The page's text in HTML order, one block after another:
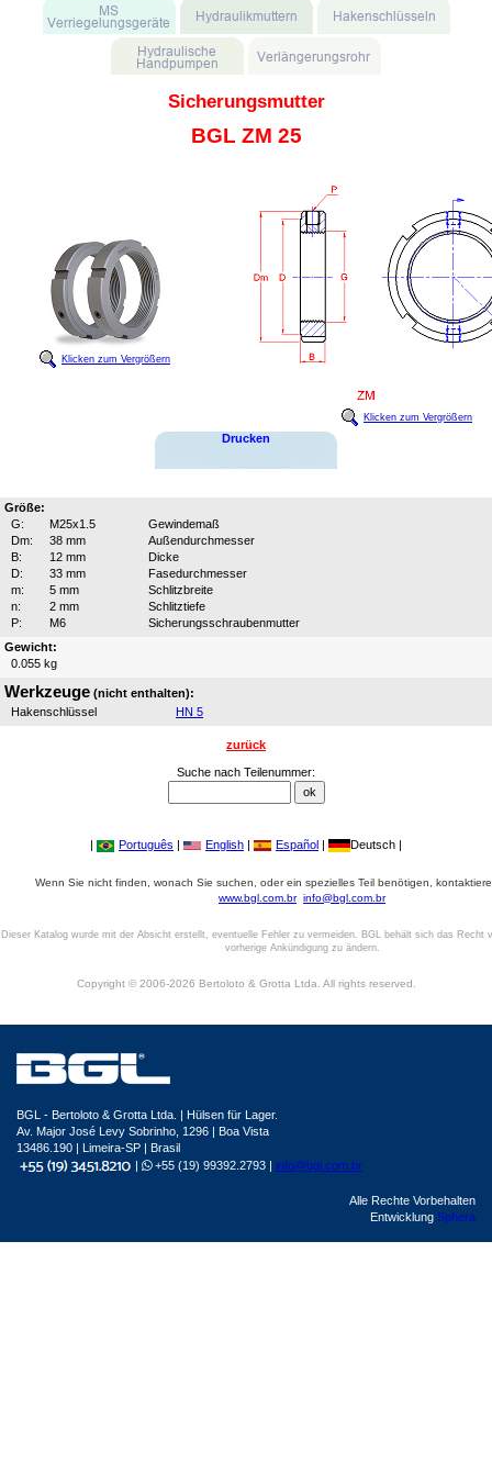
Sicherungsmutter
BGL ZM 25
Klicken zum Vergrößern
Klicken zum Vergrößern
Drucken
Größe:
G:
M25x1.5
Gewindemaß
Dm:
38 mm
Außendurchmesser
B:
12 mm
Dicke
D:
33 mm
Fasedurchmesser
m:
5 mm
Schlitzbreite
n:
2 mm
Schlitztiefe
P:
M6
Sicherungsschraubenmutter
Gewicht:
0.055 kg
Werkzeuge (nicht enthalten):
Hakenschlüssel
HN 5
zurück
Suche nach Teilenummer:
| Português | English | Español | Deutsch |
Wenn Sie nicht finden, wonach Sie suchen, oder ein spezielles Teil benötigen,
www.bgl.com.br info@bgl.com.br
Dieser Katalog wurde mit der Absicht erstellt, eventuelle Fehler zu vermeiden. BGL behält sich das Recht
vorherige Ankündigung zu ändern.
Copyright © 2006-2026 Bertoloto & Grotta Ltda. All rights reserved.
BGL - Bertoloto & Grotta Ltda. | Hülsen für Lager.
Av. Major José Levy Sobrinho, 1296 | Boa Vista
13486.190 | Limeira-SP | Brasil
|
+55 (19) 99392.2793 | info@bgl.com.br
Alle Rechte Vorbehalten
Entwicklung Sphera